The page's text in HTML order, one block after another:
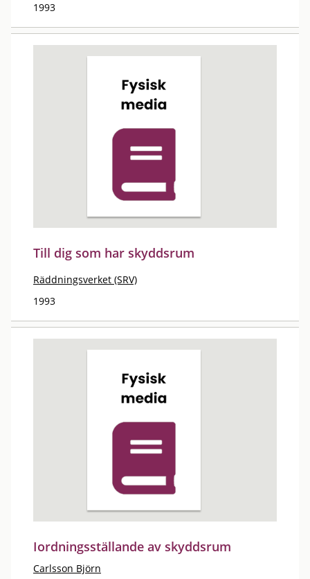
1993
Till dig som har skyddsrum
Räddningsverket (SRV)
1993
Iordningsställande av skyddsrum
Carlsson Björn